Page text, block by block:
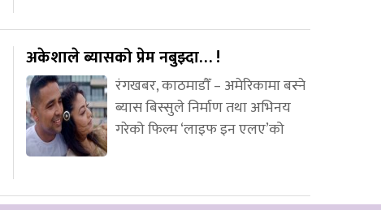
अकेशाले ब्यासको प्रेम नबुझ्दा… !
रंगखबर, काठमाडौँ – अमेरिकामा बस्ने
ब्यास बिस्सुले निर्माण तथा अभिनय
गरेको फिल्म ‘लाइफ इन एलए’को